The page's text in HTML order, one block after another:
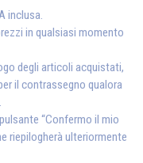
inclusa.
in qualsiasi momento
degli articoli acquistati,
il contrassegno qualora
“Confermo il mio
riepilogherà ulteriormente